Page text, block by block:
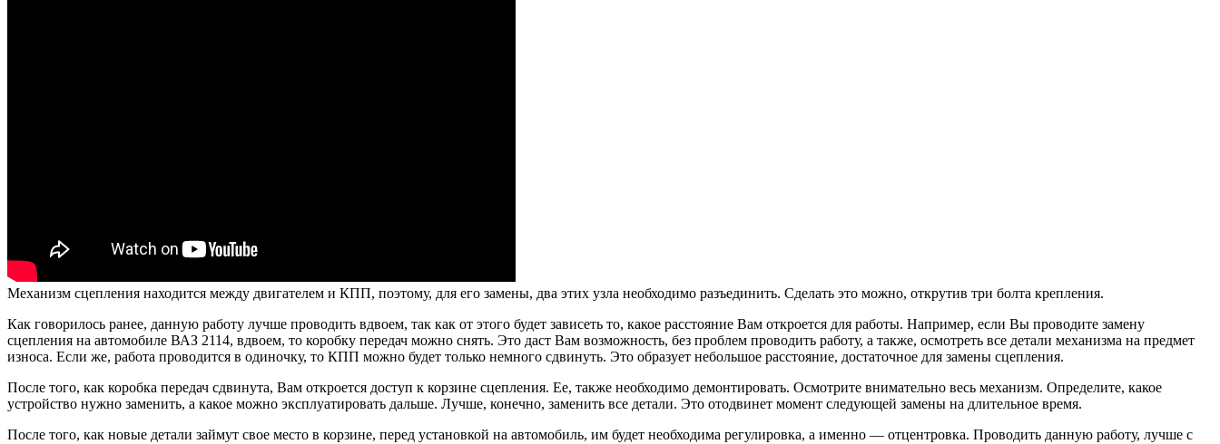
Механизм сцепления находится между двигателем и КПП, поэтому, для его замены, два этих узла необходимо разъединить. Сделать это можно, открутив три болта крепления.
Как говорилось ранее, данную работу лучше проводить вдвоем, так как от этого будет зависеть то, какое расстояние Вам откроется для работы. Например, если Вы проводите замену
сцепления на автомобиле ВАЗ 2114, вдвоем, то коробку передач можно снять. Это даст Вам возможность, без проблем проводить работу, а также, осмотреть все детали механизма на предмет
износа. Если же, работа проводится в одиночку, то КПП можно будет только немного сдвинуть. Это образует небольшое расстояние, достаточное для замены сцепления.
После того, как коробка передач сдвинута, Вам откроется доступ к корзине сцепления. Ее, также необходимо демонтировать. Осмотрите внимательно весь механизм. Определите, какое
устройство нужно заменить, а какое можно эксплуатировать дальше. Лучше, конечно, заменить все детали. Это отодвинет момент следующей замены на длительное время.
После того, как новые детали займут свое место в корзине, перед установкой на автомобиль, им будет необходима регулировка, а именно — отцентровка. Проводить данную работу, лучше с